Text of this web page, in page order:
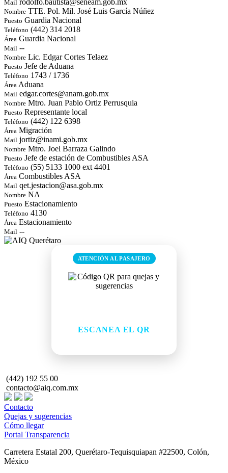
Mail rodolfo.bautista@seneam.gob.mx
Nombre TTE. Pol. Mil. José Luis García Núñez
Puesto Guardia Nacional
Teléfono (442) 314 2018
Área Guardia Nacional
Mail --
Nombre Lic. Edgar Cortes Telaez
Puesto Jefe de Aduana
Teléfono 1743 / 1736
Área Aduana
Mail edgar.cortes@anam.gob.mx
Nombre Mtro. Juan Pablo Ortiz Perrusquia
Puesto Representante local
Teléfono (442) 122 6398
Área Migración
Mail jortiz@inami.gob.mx
Nombre Mtro. Joel Barraza Galindo
Puesto Jefe de estación de Combustibles ASA
Teléfono (55) 5133 1000 ext 4401
Área Combustibles ASA
Mail qet.jestacion@asa.gob.mx
Nombre NA
Puesto Estacionamiento
Teléfono 4130
Área Estacionamiento
Mail --
ATENCIÓN AL PASAJERO
ESCANEA EL QR
(442) 192 55 00
contacto@aiq.com.mx
Contacto
Quejas y sugerencias
Cómo llegar
Portal Transparencia
Carretera Estatal 200, Querétaro-Tequisquiapan #22500, Colón,
México